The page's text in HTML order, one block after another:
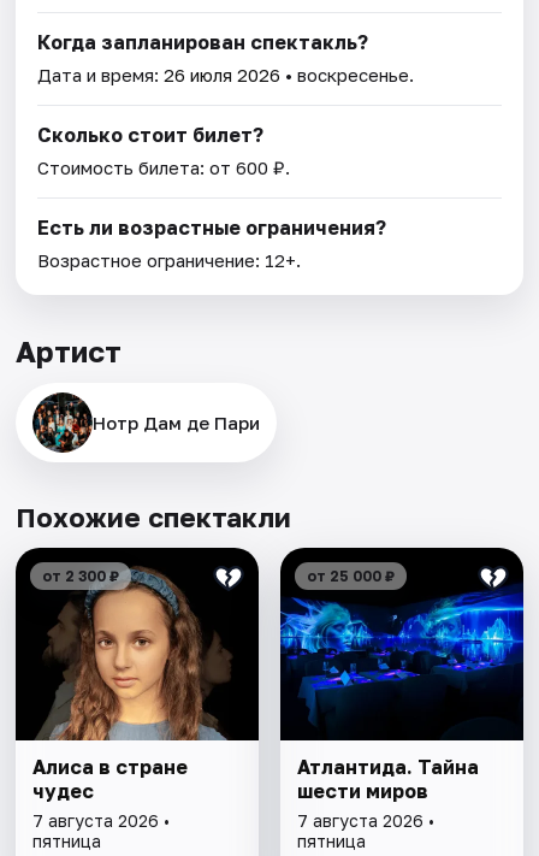
Когда запланирован спектакль?
Дата и время:26 июля 2026 • воскресенье.
Сколько стоит билет?
Стоимость билета: от 600 ₽.
Есть ли возрастные ограничения?
Возрастное ограничение: 12+.
Артист
Нотр Дам де Пари
Похожие спектакли
от 2 300 ₽
Алиса в стране
чудес
7 августа 2026 •
пятница
от 25 000 ₽
Атлантида. Тайна
шести миров
7 августа 2026 •
пятница